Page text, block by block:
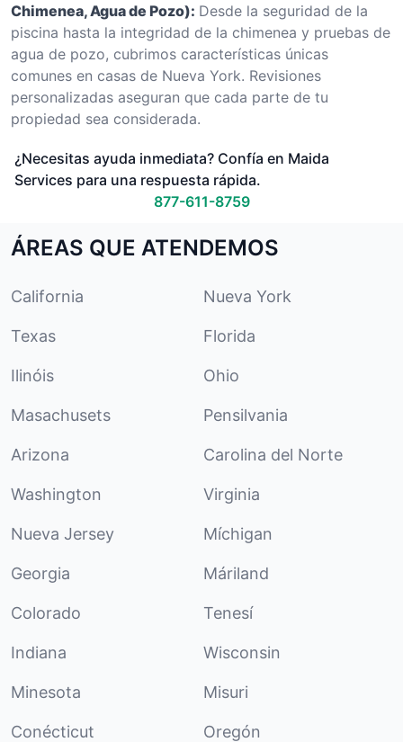
Chimenea, Agua de Pozo): Desde la seguridad de la
piscina hasta la integridad de la chimenea y pruebas de
agua de pozo, cubrimos características únicas
comunes en casas de Nueva York. Revisiones
personalizadas aseguran que cada parte de tu
propiedad sea considerada.
¿Necesitas ayuda inmediata? Confía en Maida
Services para una respuesta rápida.
877-611-8759
ÁREAS QUE ATENDEMOS
California Nueva York
Texas Florida
Ilinóis Ohio
Masachusets Pensilvania
Arizona Carolina del Norte
Washington Virginia
Nueva Jersey Míchigan
Georgia Máriland
Colorado Tenesí
Indiana Wisconsin
Minesota Misuri
Conécticut Oregón